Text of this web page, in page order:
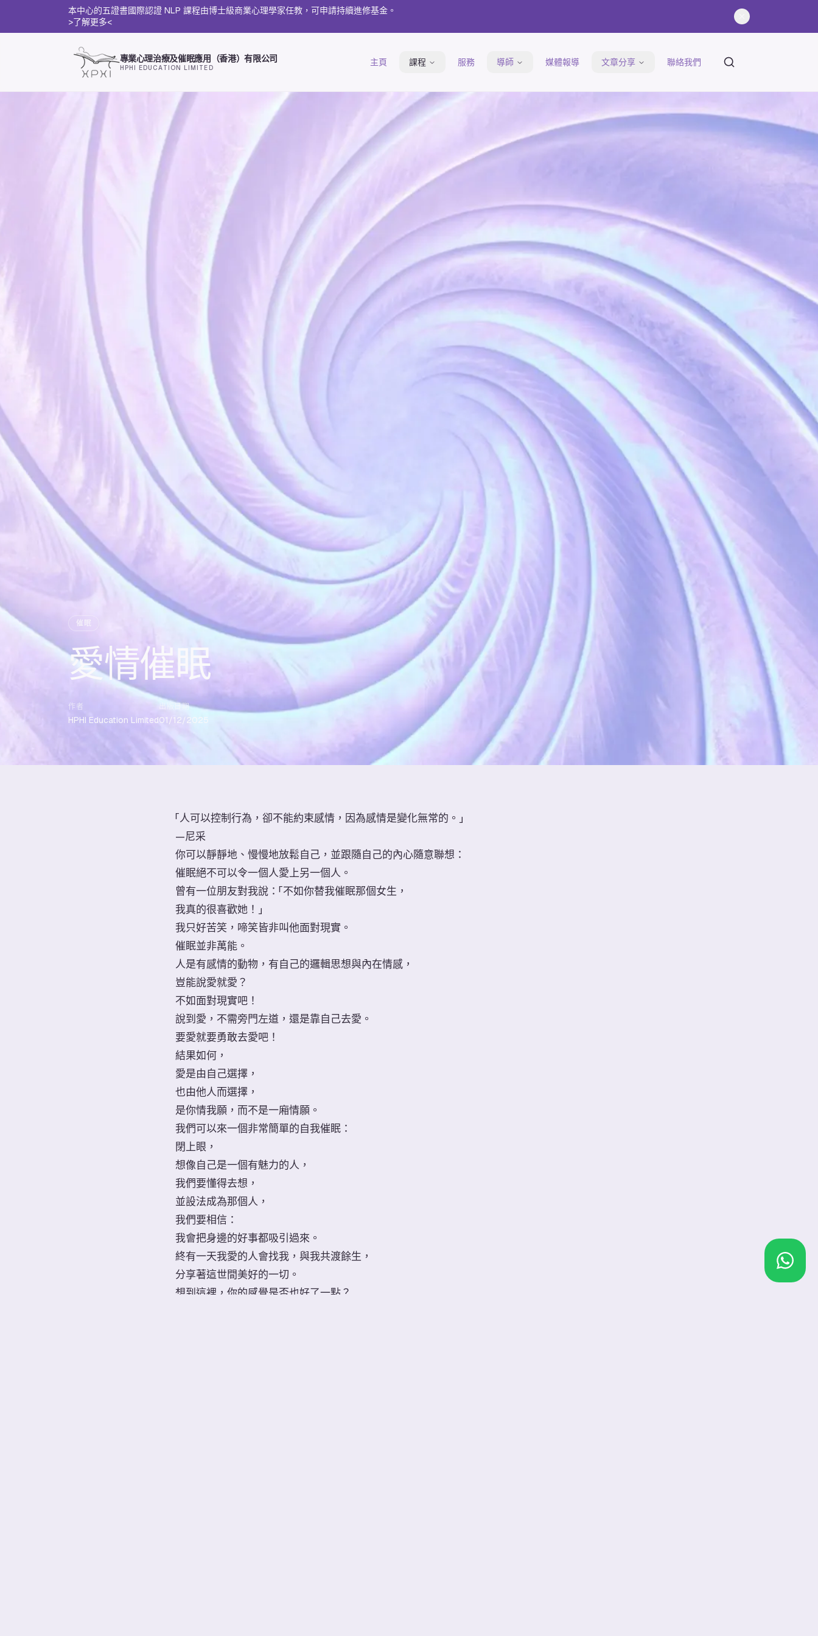
本中心的五證書國際認證 NLP 課程由博士級商業心理學家任教，可申請持續進修基金。
>了解更多<
專業心理治療及催眠應用（香港）有限公司
HPHI EDUCATION LIMITED
主頁 課程 服務 導師 媒體報導 文章分享 聯絡我們 文章搜尋
催眠
愛情催眠
作者
HPHI Education Limited
出版日期
01/12/2025
「人可以控制行為，卻不能約束感情，因為感情是變化無常的。」
—尼采
你可以靜靜地、慢慢地放鬆自己，並跟隨自己的內心隨意聯想：
催眠絕不可以令一個人愛上另一個人。
曾有一位朋友對我說：「不如你替我催眠那個女生，
我真的很喜歡她！」
我只好苦笑，啼笑皆非叫他面對現實。
催眠並非萬能。
人是有感情的動物，有自己的邏輯思想與內在情感，
豈能說愛就愛？
不如面對現實吧！
說到愛，不需旁門左道，還是靠自己去愛。
要愛就要勇敢去愛吧！
結果如何，
愛是由自己選擇，
也由他人而選擇，
是你情我願，而不是一廂情願。
我們可以來一個非常簡單的自我催眠：
閉上眼，
想像自己是一個有魅力的人，
我們要懂得去想，
並設法成為那個人，
我們要相信：
我會把身邊的好事都吸引過來。
終有一天我愛的人會找我，與我共渡餘生，
分享著這世間美好的一切。
想到這裡，你的感覺是否也好了一點？